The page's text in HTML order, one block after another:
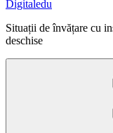
Digitaledu
Situații de învățare cu
deschise